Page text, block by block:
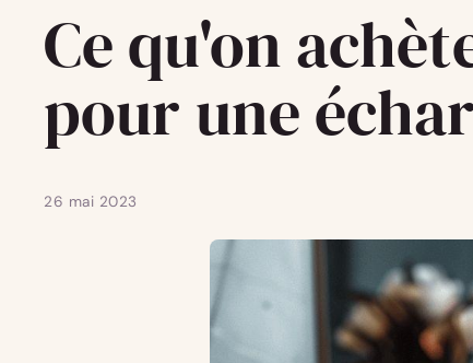
Ce qu'on
pour une
26 mai 2023